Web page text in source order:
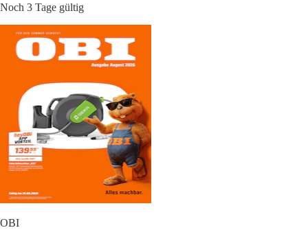
Noch 3 Tage gültig
OBI